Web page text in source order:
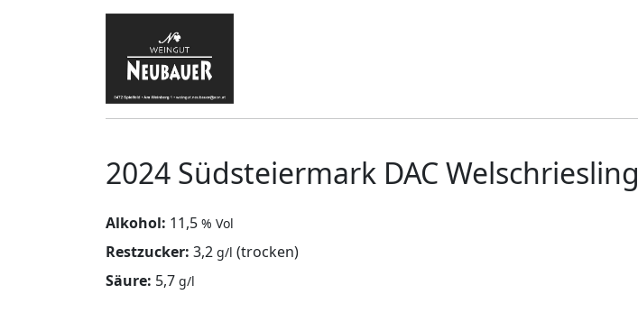
2024 Südsteiermark DAC Welschriesling
Alkohol: 11,5 % Vol
Restzucker: 3,2 g/l (trocken)
Säure: 5,7 g/l